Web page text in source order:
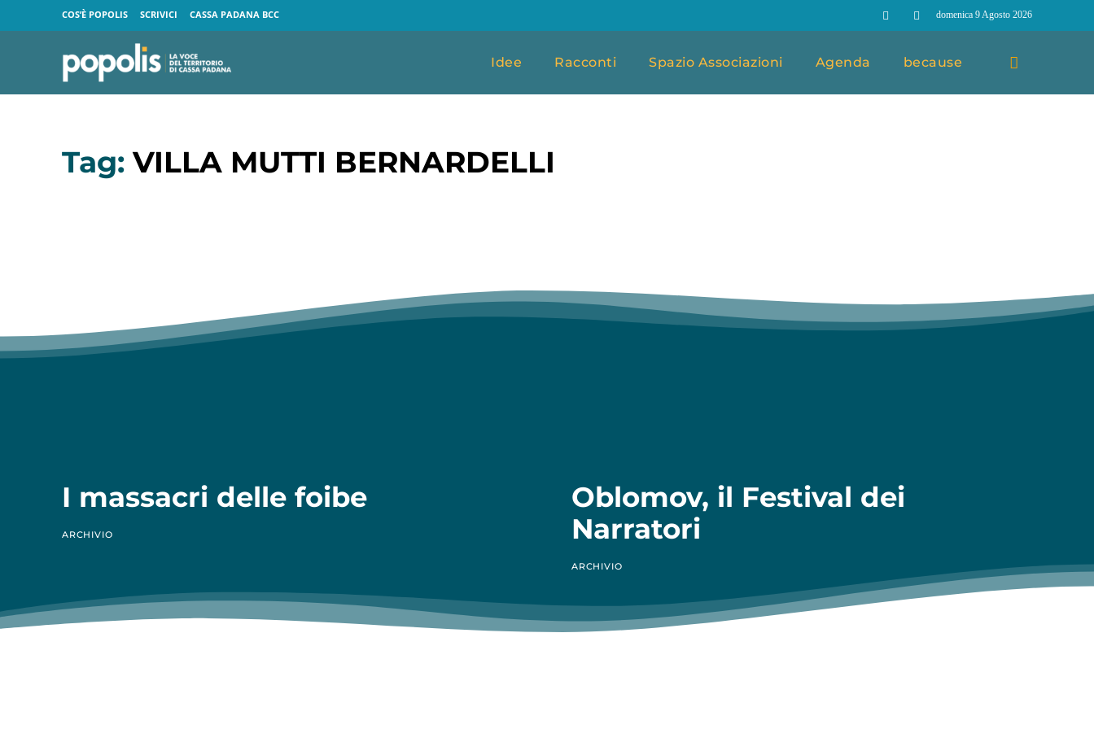
COS’È POPOLIS SCRIVICI CASSA PADANA BCC domenica 9 Agosto 2026
Idee Racconti Spazio Associazioni Agenda because
Tag: VILLA MUTTI BERNARDELLI
I massacri delle foibe
ARCHIVIO
Oblomov, il Festival dei
Narratori
ARCHIVIO